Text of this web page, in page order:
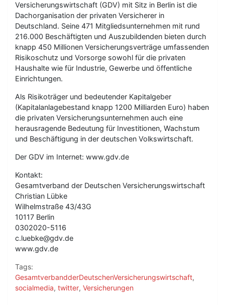
Versicherungswirtschaft (GDV) mit Sitz in Berlin ist die
Dachorganisation der privaten Versicherer in
Deutschland. Seine 471 Mitgliedsunternehmen mit rund
216.000 Beschäftigten und Auszubildenden bieten durch
knapp 450 Millionen Versicherungsverträge umfassenden
Risikoschutz und Vorsorge sowohl für die privaten
Haushalte wie für Industrie, Gewerbe und öffentliche
Einrichtungen.
Als Risikoträger und bedeutender Kapitalgeber
(Kapitalanlagebestand knapp 1200 Milliarden Euro) haben
die privaten Versicherungsunternehmen auch eine
herausragende Bedeutung für Investitionen, Wachstum
und Beschäftigung in der deutschen Volkswirtschaft.
Der GDV im Internet: www.gdv.de
Kontakt:
Gesamtverband der Deutschen Versicherungswirtschaft
Christian Lübke
Wilhelmstraße 43/43G
10117 Berlin
0302020-5116
c.luebke@gdv.de
www.gdv.de
Tags:
GesamtverbandderDeutschenVersicherungswirtschaft,
socialmedia, twitter, Versicherungen